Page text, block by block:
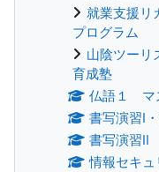
就業支援リ
プログラム
山陰ツーリ
育成塾
仏語１ マ
書写演習Ⅰ
書写演習Ⅱ
情報セキ